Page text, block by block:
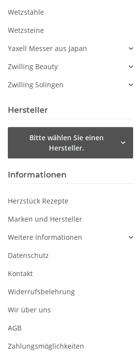
Wetzstähle
Wetzsteine
Yaxell Messer aus Japan
Zwilling Beauty
Zwilling Solingen
Hersteller
Bitte wählen Sie einen
Hersteller.
Informationen
Herzstück Rezepte
Marken und Hersteller
Weitere Informationen
Datenschutz
Kontakt
Widerrufsbelehrung
Wir über uns
AGB
Zahlungsmöglichkeiten